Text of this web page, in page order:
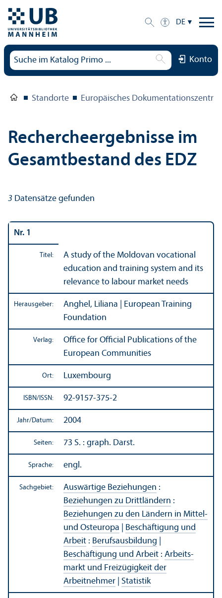
DE
Konto
Standorte Europäisches
Rechercheergebnisse im
Gesamtbestand des EDZ
3 Datensätze gefunden
Nr. 1
Titel:
A study of the Moldovan vocational
education and training system and its
relevance to labour market needs
Herausgeber:
Anghel, Liliana | European Training
Foundation
Verlag:
Office for Official Publications of the
European Communities
Ort: Luxembourg
ISBN/ ISSN: 92-9157-375-2
Jahr/Datum: 2004
Seiten: 73 S. : graph. Darst.
Sprache: engl.
Sachgebiet: Auswärtige Beziehungen :
Beziehungen zu Drittländern :
Beziehungen zu den Ländern in Mittel-
und Osteuropa
Beschäftigung und
Arbeit : Berufsausbildung
Beschäftigung und Arbeit : Arbeits­
markt und Freizügigkeit der
Arbeitnehmer
Statistik